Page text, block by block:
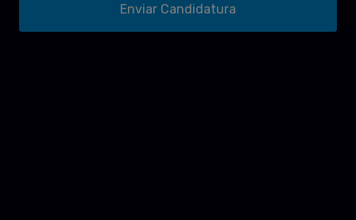
Enviar Candidatura